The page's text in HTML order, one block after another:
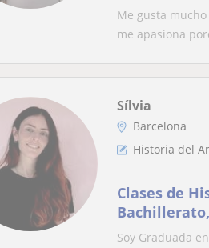
Me gusta
me apasiona
Sílvia
Barcelona
Historia del
Clases de
Soy Graduada